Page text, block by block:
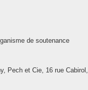
de soutenance
Pech et Cie, 16 rue